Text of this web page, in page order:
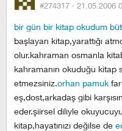
#274317 · 21.05.2006
bir gün bir kitap okudum
başlayan kitap,yarattığı
olur.kahraman osmanla
kahramanın okuduğu kitap
etmezsiniz.orhan pamuk
eş,dost,arkadaş gibi
eder.şiirsel diliyle
kitap,hayatınızı değilse de